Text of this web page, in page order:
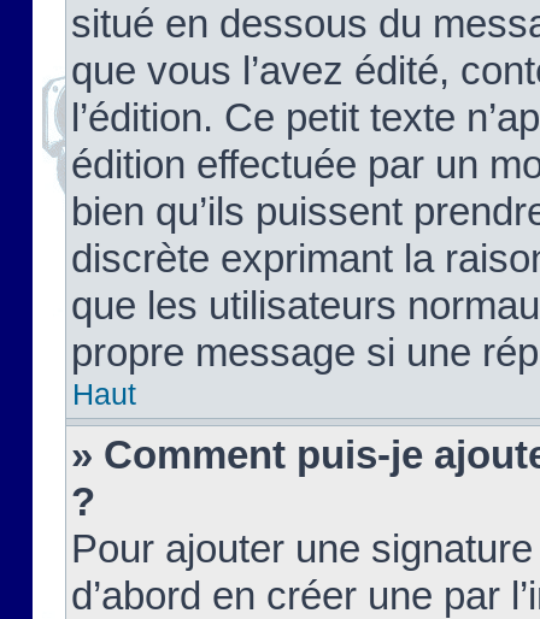
situé en dessous du
que vous l’avez édité,
l’édition. Ce petit texte
édition effectuée par un
bien qu’ils puissent
discrète exprimant la
que les utilisateurs
propre message si une
Haut
» Comment puis-je
?
Pour ajouter une
d’abord en créer une par